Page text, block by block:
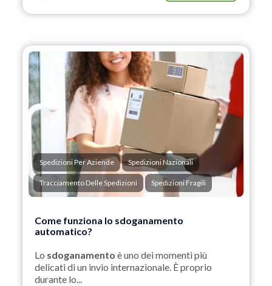
Spedizioni Per Aziende Spedizioni Nazionali
Tracciamento Delle Spedizioni Spedizioni Fragili
Come funziona lo sdoganamento
automatico?
Lo sdoganamento è uno dei momenti più
delicati di un invio internazionale. È proprio
durante lo...